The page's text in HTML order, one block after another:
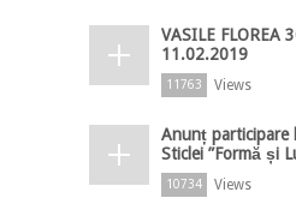
VASILE FLOREA
11.02.2019
11763 Views
Anunț participare
Sticlei ”Formă și
10734 Views